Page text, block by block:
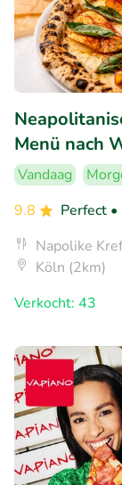
Menü nach
Vandaag
9.8
Perfect
Napolike
Köln (2km)
Verkocht: 43